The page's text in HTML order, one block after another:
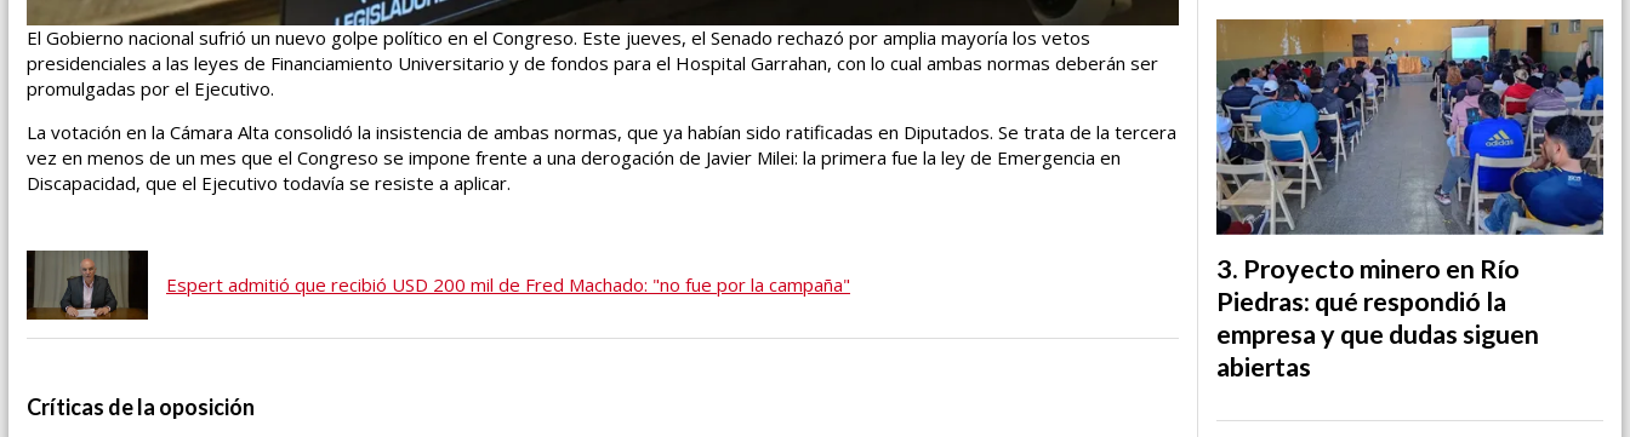
El Gobierno nacional sufrió un nuevo golpe político en el Congreso. Este jueves, el Senado rechazó por amplia mayoría los vetos
presidenciales a las leyes de Financiamiento Universitario y de fondos para el Hospital Garrahan, con lo cual ambas normas deberán ser
promulgadas por el Ejecutivo.
La votación en la Cámara Alta consolidó la insistencia de ambas normas, que ya habían sido ratificadas en Diputados. Se trata de la tercera
vez en menos de un mes que el Congreso se impone frente a una derogación de Javier Milei: la primera fue la ley de Emergencia en
Discapacidad, que el Ejecutivo todavía se resiste a aplicar.
Espert admitió que recibió USD 200 mil de Fred Machado: "no fue por la campaña"
Críticas de la oposición
Proyecto minero en Río
Piedras: qué respondió la
empresa y que dudas siguen
abiertas